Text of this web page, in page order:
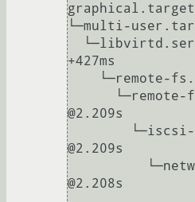
graphical.target
└─multi-
+427ms
@2.209s
@2.209s
@2.208s